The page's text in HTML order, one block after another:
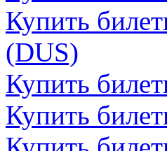
Купить
(DUS)
Купить
Купить